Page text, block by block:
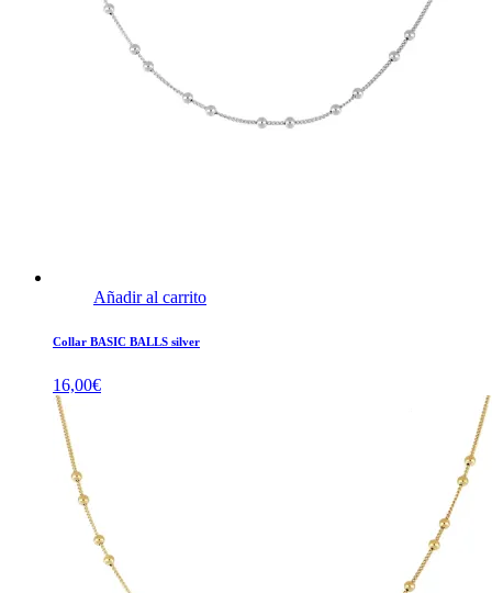
Añadir al carrito
Collar BASIC BALLS silver
16,00€